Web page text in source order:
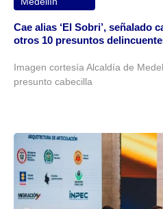
Cae alias ‘El Sobri’, señalado
otros 10 presuntos
Imagen cortesía Alcaldía de
presunto cabecilla